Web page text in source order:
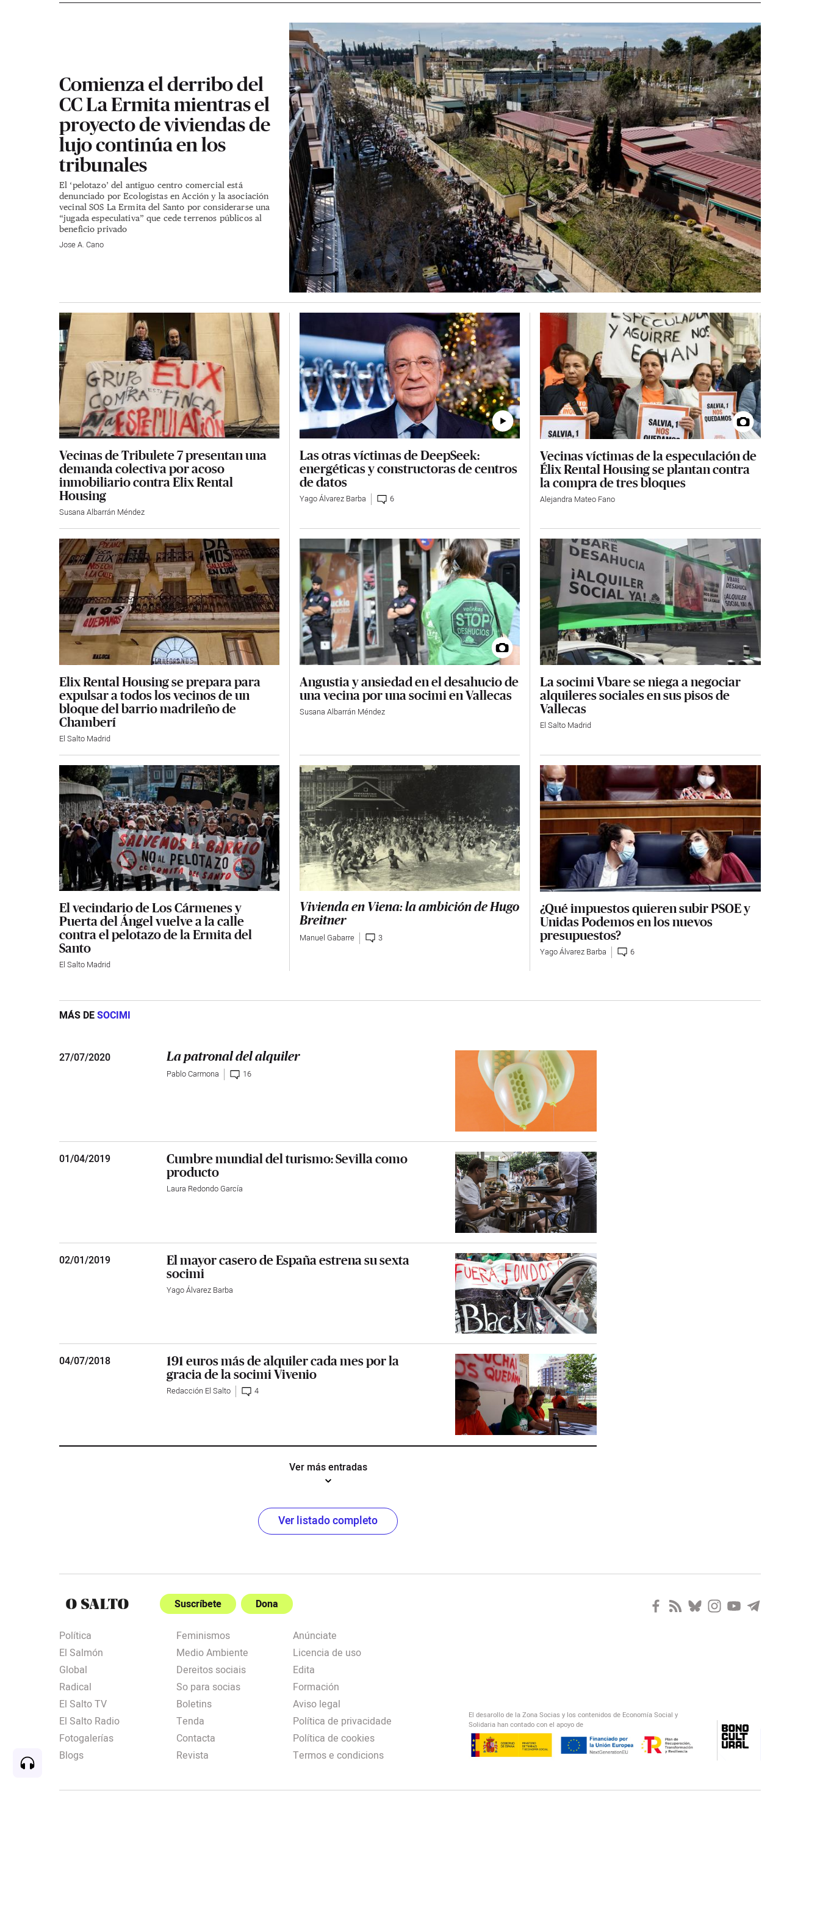
Comienza el derribo del
CC La Ermita mientras el
proyecto de viviendas de
lujo continúa en los
tribunales
El ‘pelotazo’ del antiguo centro comercial está
denunciado por Ecologistas en Acción y la asociación
vecinal SOS La Ermita del Santo por considerarse una
“jugada especulativa” que cede terrenos públicos al
beneficio privado
Jose A. Cano
Vecinas de Tribulete 7 presentan una
demanda colectiva por acoso
inmobiliario contra Elix Rental
Housing
Susana Albarrán Méndez
Las otras víctimas de DeepSeek:
energéticas y constructoras de centros
de datos
Yago Álvarez Barba 6
Vecinas víctimas de la especulación de
Élix Rental Housing se plantan contra
la compra de tres bloques
Alejandra Mateo Fano
Elix Rental Housing se prepara para
expulsar a todos los vecinos de un
bloque del barrio madrileño de
Chamberí
El Salto Madrid
Angustia y ansiedad en el desahucio de
una vecina por una socimi en Vallecas
Susana Albarrán Méndez
La socimi Vbare se niega a negociar
alquileres sociales en sus pisos de
Vallecas
El Salto Madrid
El vecindario de Los Cármenes y
Puerta del Ángel vuelve a la calle
contra el pelotazo de la Ermita del
Santo
El Salto Madrid
Vivienda en Viena: la ambición de Hugo
Breitner
Manuel Gabarre 3
¿Qué impuestos quieren subir PSOE y
Unidas Podemos en los nuevos
presupuestos?
Yago Álvarez Barba 6
MÁS DESOCIMI
27/07/2020 La patronal del alquiler
Pablo Carmona 16
01/04/2019
Cumbre mundial del turismo: Sevilla como
producto
Laura Redondo García
02/01/2019
El mayor casero de España estrena su sexta
socimi
Yago Álvarez Barba
04/07/2018
191 euros más de alquiler cada mes por la
gracia de la socimi Vivenio
Redacción El Salto 4
Ver más entradas
Ver listado completo
Suscríbete Dona
Política
El Salmón
Global
Radical
El Salto TV
El Salto Radio
Fotogalerías
Blogs
Feminismos
Medio Ambiente
Dereitos sociais
So para socias
Boletins
Tenda
Contacta
Revista
Anúnciate
Licencia de uso
Edita
Formación
Aviso legal
Política de privacidade
Política de cookies
Termos e condicions
El desarollo de la Zona Socias y los contenidos de Economía Social y
Solidaria han contado con el apoyo de